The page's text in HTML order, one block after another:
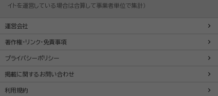
イトを運営している場合は合算して事業者単位で集計）
運営会社
著作権・リンク・免責事項
プライバシーポリシー
掲載に関するお問い合わせ
利用規約